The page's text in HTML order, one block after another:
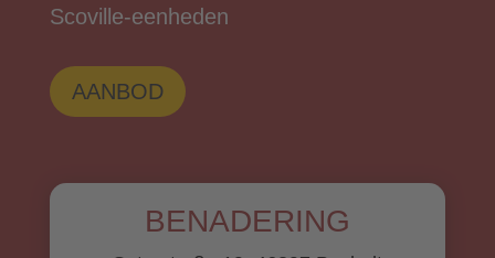
Scoville-eenheden
AANBOD
BENADERING